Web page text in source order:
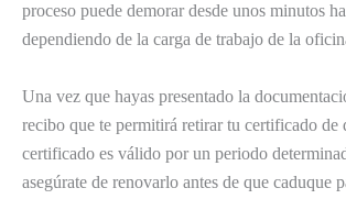
proceso puede demorar desde unos minutos
dependiendo de la carga de trabajo de la
Una vez que hayas presentado la
recibo que te permitirá retirar tu certificado de
certificado es válido por un periodo
asegúrate de renovarlo antes de que caduque